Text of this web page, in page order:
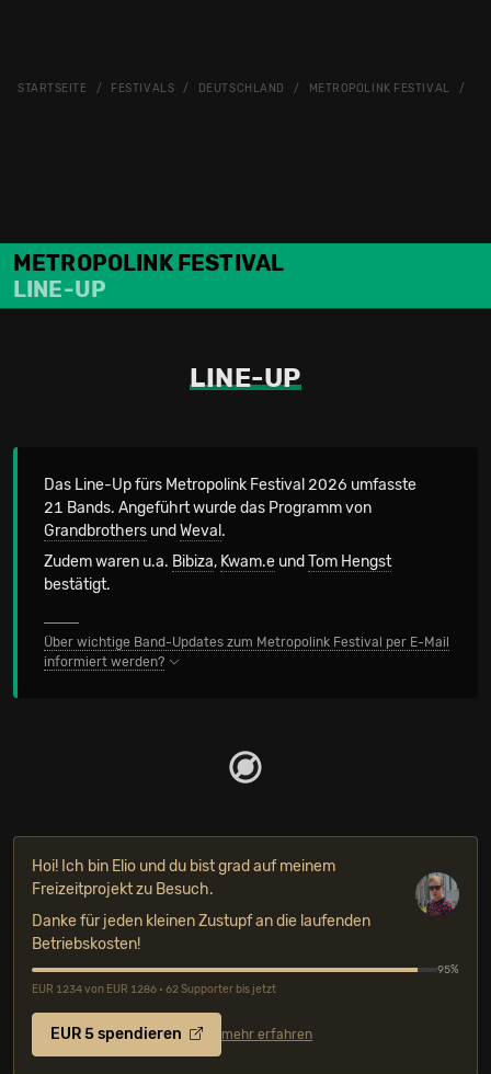
STARTSEITE FESTIVALS DEUTSCHLAND METROPOLINK FESTIVAL
METROPOLINK FESTIVAL
LINE-UP
LINE-UP
Das Line-Up fürs Metropolink Festival 2026 umfasste
21 Bands. Angeführt wurde das Programm von
Grandbrothers und Weval .
Zudem waren u.a. Bibiza, Kwam.e und Tom Hengst
bestätigt.
Über wichtige Band-Updates zum Metropolink Festival per E-Mail
informiert werden?
Hoi! Ich bin Elio und du bist grad auf meinem
Freizeitprojekt zu Besuch.
Danke für jeden kleinen Zustupf an die laufenden
Betriebskosten!
95%
EUR 1234 von EUR 1286 • 62 Supporter bis jetzt
EUR 5 spendieren mehr erfahren